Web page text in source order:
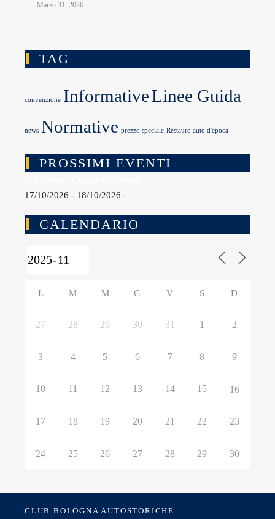
Marzo 31, 2026
TAG
convenzione InformativeLinee Guida
news Normative prezzo speciale Restauro auto d'epoca
PROSSIMI EVENTI
17/10/2026 - 18/10/2026 -
CALENDARIO
L M M G V S D
27 28 29 30 31 1 2
3 4 5 6 7 8 9
10 11 12 13 14 15 16
17 18 19 20 21 22 23
24 25 26 27 28 29 30
CLUB BOLOGNA AUTOSTORICHE